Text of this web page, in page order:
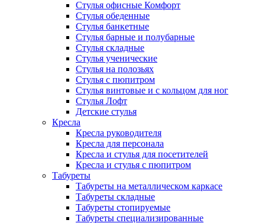
Стулья офисные Комфорт
Стулья обеденные
Стулья банкетные
Стулья барные и полубарные
Стулья складные
Стулья ученические
Стулья на полозьях
Стулья с пюпитром
Стулья винтовые и с кольцом для ног
Стулья Лофт
Детские стулья
Кресла
Кресла руководителя
Кресла для персонала
Кресла и стулья для посетителей
Кресла и стулья с пюпитром
Табуреты
Табуреты на металлическом каркасе
Табуреты складные
Табуреты стопируемые
Табуреты специализированные